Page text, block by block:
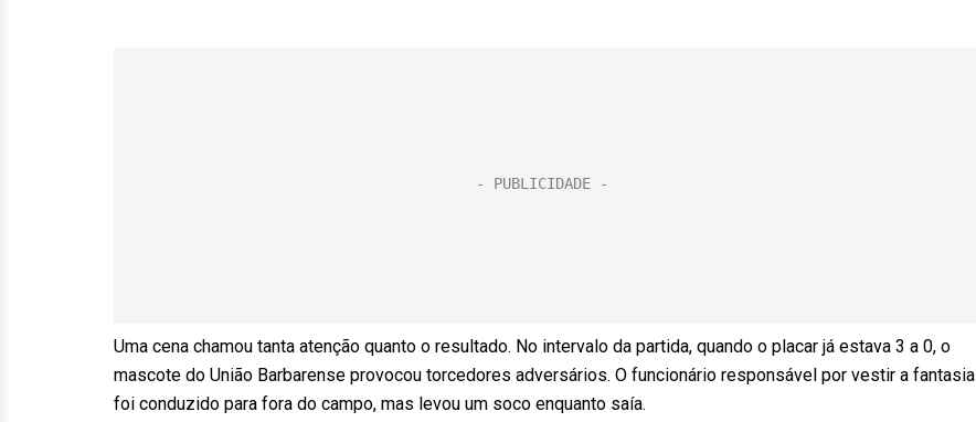
Uma cena chamou tanta atenção quanto o resultado. No intervalo da partida, quando o placar já estava 3 a 0, o
mascote do União Barbarense provocou torcedores adversários. O funcionário responsável por vestir a fantasia
foi conduzido para fora do campo, mas levou um soco enquanto saía.